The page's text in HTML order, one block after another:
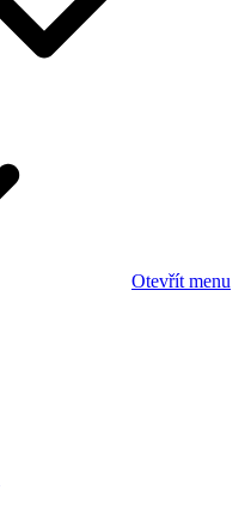
Otevřít menu